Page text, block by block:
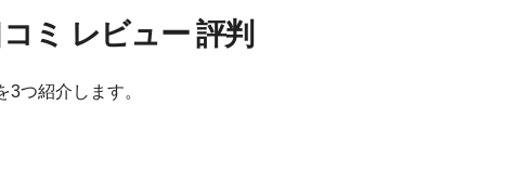
ミ レビュー 評判
つ紹介します。